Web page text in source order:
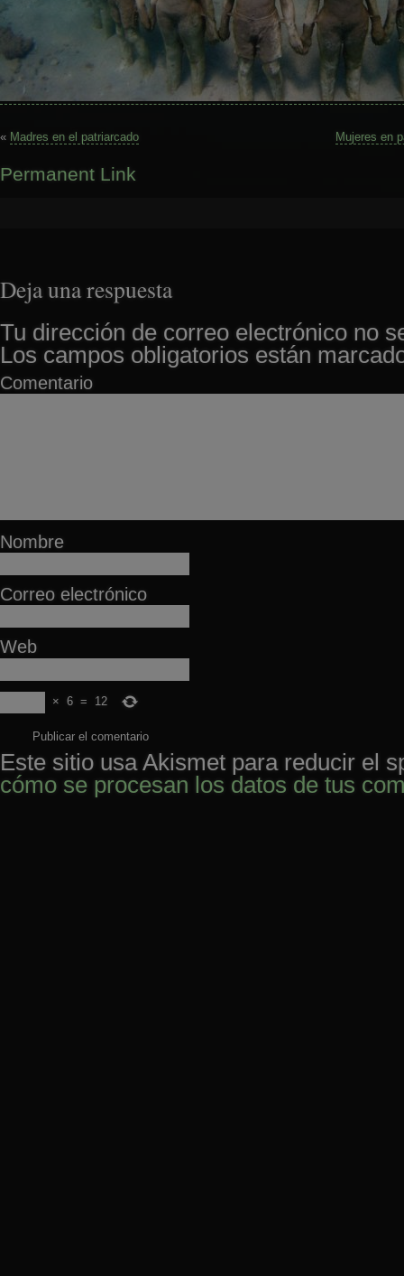
« Madres en el patriarcado Mujeres en
Permanent Link
Deja una respuesta
Tu dirección de correo electrónico no
Los campos obligatorios están
Comentario
Nombre
Correo electrónico
Web
× 6 = 12
Este sitio usa Akismet para reducir el
cómo se procesan los datos de tus